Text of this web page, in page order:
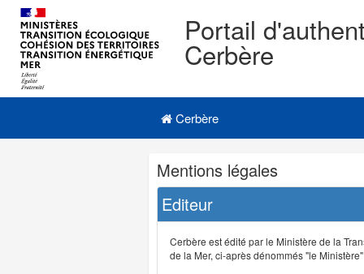
Portail
Cerbère
Navigation
Menu principal
Cerbère
Navigation
et
outils
annexes
Mentions légales
Editeur
Cerbère est édité par le Ministère de la
de la Mer, ci-après dénommés "le